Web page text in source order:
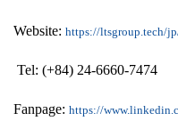
Website: https://ltsgroup.tech/
Tel: (+84) 24-6660-7474
Fanpage: https://